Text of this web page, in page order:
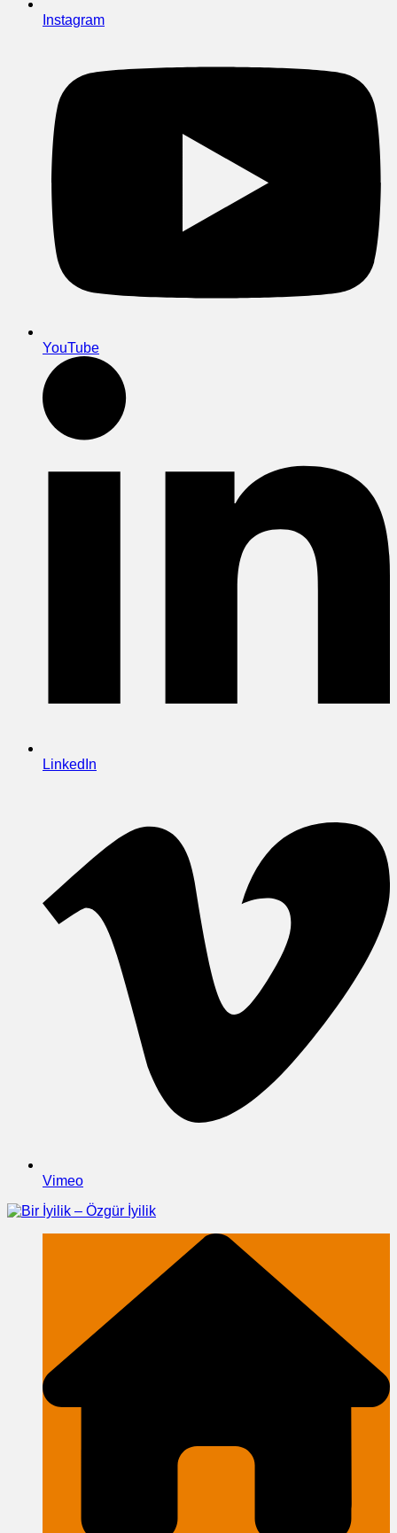
Instagram
YouTube
LinkedIn
Vimeo